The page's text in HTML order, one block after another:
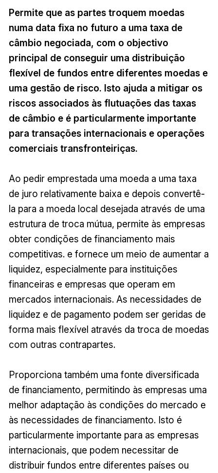
Permite que as partes troquem moedas
numa data fixa no futuro a uma taxa de
câmbio negociada, com o objectivo
principal de conseguir uma distribuição
flexível de fundos entre diferentes moedas e
uma gestão de risco. Isto ajuda a mitigar os
riscos associados às flutuações das taxas
de câmbio e é particularmente importante
para transações internacionais e operações
comerciais transfronteiriças.
Ao pedir emprestada uma moeda a uma taxa
de juro relativamente baixa e depois convertê-
la para a moeda local desejada através de uma
estrutura de troca mútua, permite às empresas
obter condições de financiamento mais
competitivas. e fornece um meio de aumentar a
liquidez, especialmente para instituições
financeiras e empresas que operam em
mercados internacionais. As necessidades de
liquidez e de pagamento podem ser geridas de
forma mais flexível através da troca de moedas
com outras contrapartes.
Proporciona também uma fonte diversificada
de financiamento, permitindo às empresas uma
melhor adaptação às condições do mercado e
às necessidades de financiamento. Isto é
particularmente importante para as empresas
internacionais, que podem necessitar de
distribuir fundos entre diferentes países ou